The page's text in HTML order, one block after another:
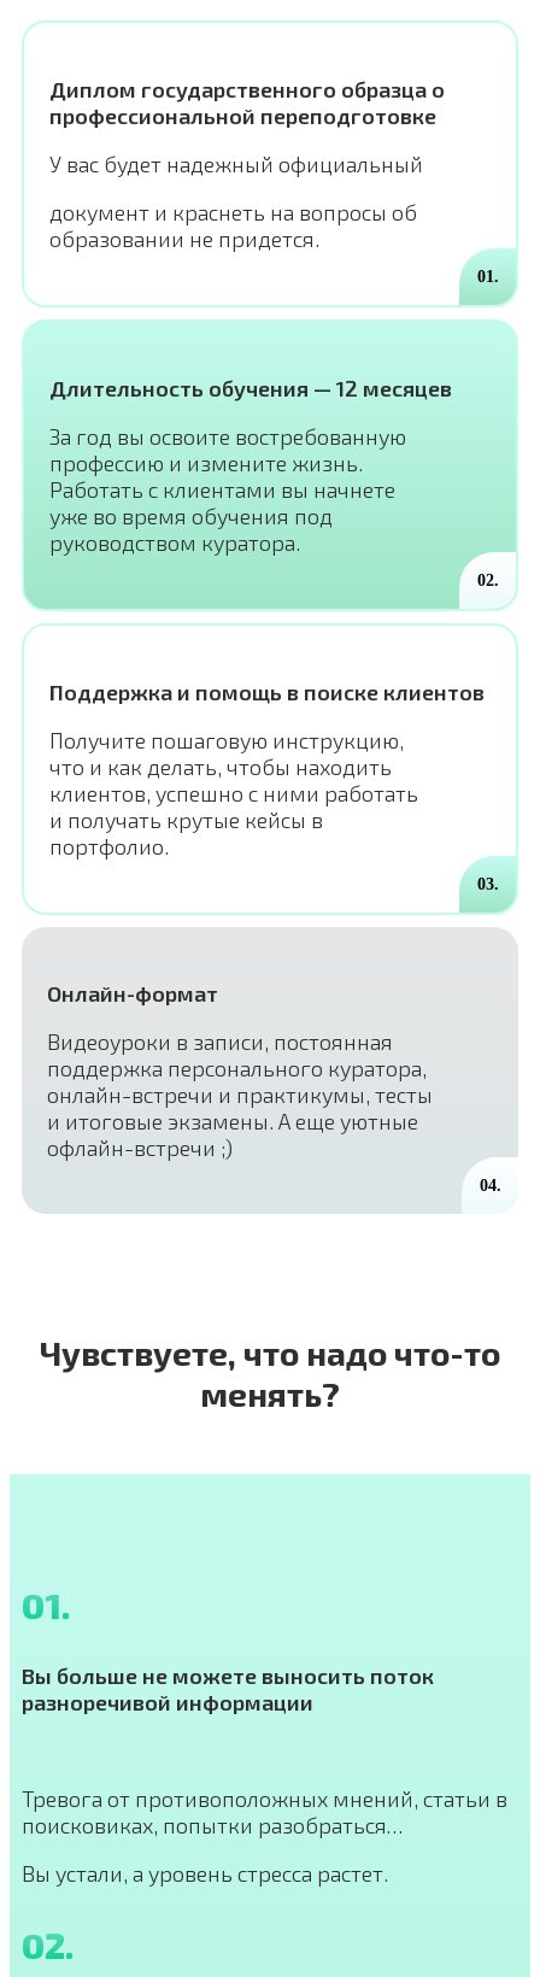
Диплом государственного образца о
профессиональной переподготовке
У вас будет надежный официальный
документ и краснеть на вопросы об
образовании не придется.
01.
Длительность обучения — 12 месяцев
За год вы освоите востребованную
профессию и измените жизнь.
Работать с клиентами вы начнете
уже во время обучения под
руководством куратора.
02.
Поддержка и помощь в поиске клиентов
Получите пошаговую инструкцию,
что и как делать, чтобы находить
клиентов, успешно с ними работать
и получать крутые кейсы в
портфолио.
03.
Онлайн-формат
Видеоуроки в записи, постоянная
поддержка персонального куратора,
онлайн-встречи и практикумы, тесты
и итоговые экзамены. А еще уютные
офлайн-встречи ;)
04.
Чувствуете, что надо что-то
менять?
01.
Вы больше не можете выносить поток
разноречивой информации
Тревога от противоположных мнений, статьи в
поисковиках, попытки разобраться…
Вы устали, а уровень стресса растет.
02.